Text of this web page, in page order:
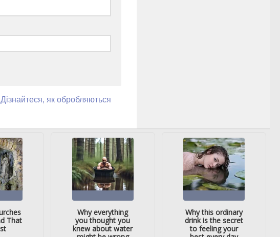
Дізнайтеся, як обробляються